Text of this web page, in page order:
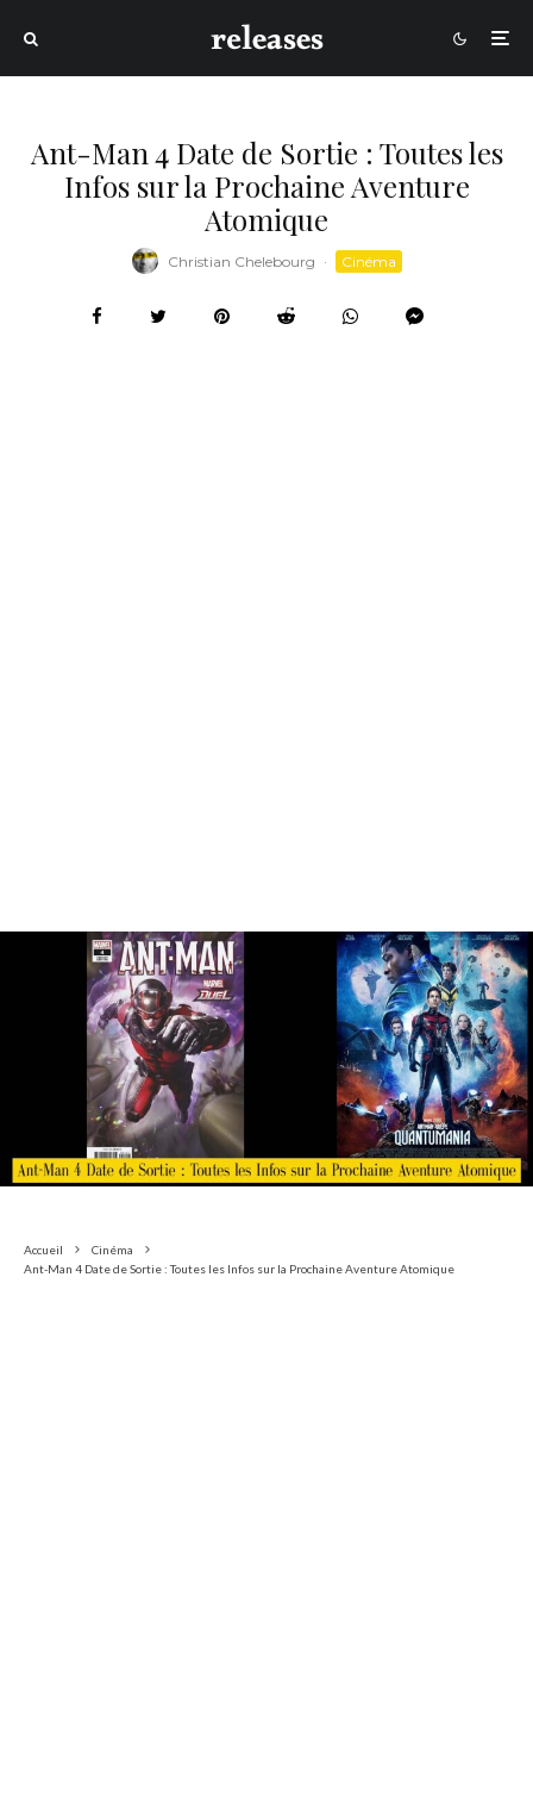
Ant-Man 4 Date de Sortie : Toutes les
Infos sur la Prochaine Aventure
Atomique
Christian Chelebourg · Cinéma
Accueil
Cinéma
Ant-Man 4 Date de Sortie : Toutes les Infos sur la Prochaine Aventure Atomique